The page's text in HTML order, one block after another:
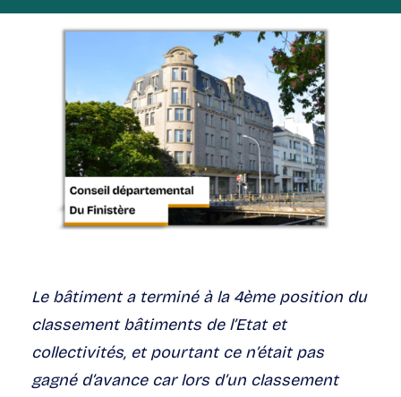
Le bâtiment a terminé à la 4ème position du
classement bâtiments de l’Etat et
collectivités, et pourtant ce n’était pas
gagné d’avance car lors d’un classement